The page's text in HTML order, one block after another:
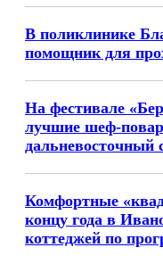
В поликлинике
помощник для
На фестивале
лучшие шеф-
дальневосточный
Комфортные
концу года в
коттеджей по